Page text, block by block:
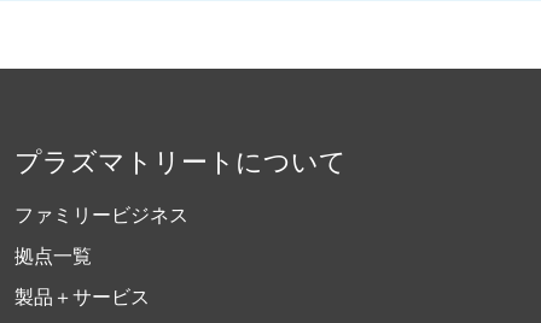
プラズマトリートについて
ファミリービジネス
拠点一覧
製品＋サービス